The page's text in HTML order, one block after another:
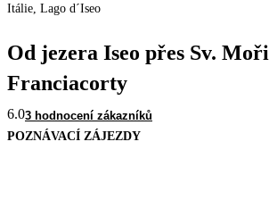
Itálie, Lago d´Iseo
Od jezera Iseo přes Sv.
Franciacorty
6.03 hodnocení zákazníků
POZNÁVACÍ ZÁJEZDY